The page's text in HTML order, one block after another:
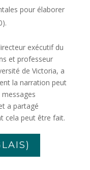
pour élaborer
exécutif du
et professeur
de Victoria, a
la narration peut
a partagé
cela peut être fait.